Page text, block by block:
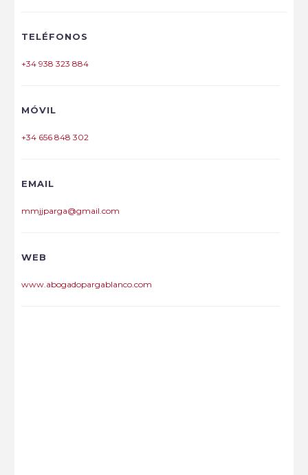
TELÉFONOS
+34 938 323 884
MÓVIL
+34 656 848 302
EMAIL
mmjjparga@gmail.com
WEB
www.abogadopargablanco.com